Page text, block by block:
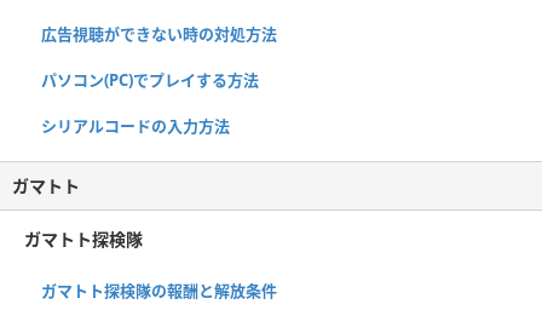
広告視聴ができない時の対処方法
パソコン(PC)でプレイする方法
シリアルコードの入力方法
ガマトト
ガマトト探検隊
ガマトト探検隊の報酬と解放条件